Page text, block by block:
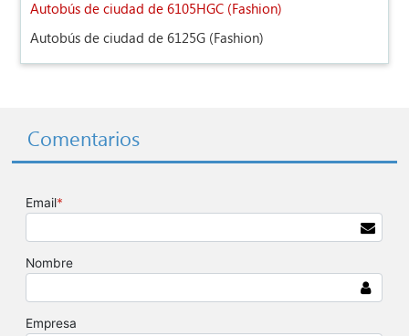
Autobús de ciudad de 6105HGC (Fashion)
Autobús de ciudad de 6125G (Fashion)
Comentarios